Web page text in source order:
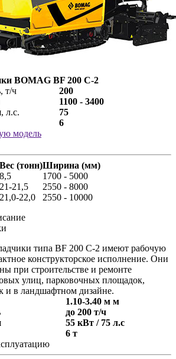
BOMAG BF 200 C-2
т/ч
200
1100 - 3400
л.с.
75
6
модель
Вес (тонн)Ширина (мм)
8,5
1700 - 5000
21-21,5
2550 - 8000
21,0-22,0
2550 - 10000
типа BF 200 C-2 имеют рабочую
конструкторское исполнение. Они
при строительстве и ремонте
улиц, парковочных площадок,
и в ландшафтном дизайне.
1.10-3.40 м м
до 200 т/ч
55 кВт / 75 л.с
6 т